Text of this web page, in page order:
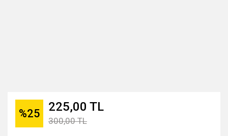
%25 225,00 TL
300,00 TL